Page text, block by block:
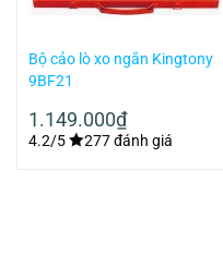
Bộ cảo lò xo ngắn Kingtony
9BF21
1.149.000₫
4.2/5 277 đánh giá